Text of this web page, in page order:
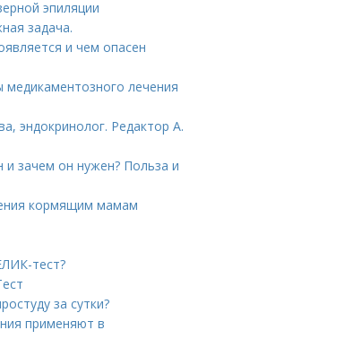
эпиляции
задача.
и чем опасен
лечения
эндокринолог. Редактор А.
зачем он нужен? Польза и
кормящим мамам
тест?
за сутки?
применяют в